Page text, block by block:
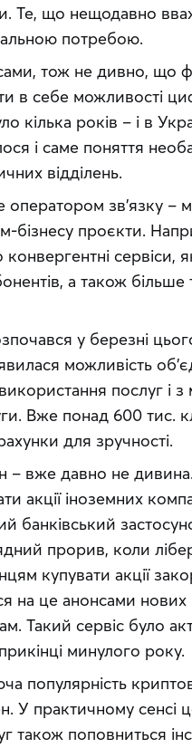
Те, що нещодавно
потребою.
тож не дивно, що
себе можливості
кілька років – і в
і саме поняття
відділень.
оператором зв’язку –
бізнесу проєкти.
сервіси,
а також більше
у березні
можливість
послуг і
Вже понад 600 тис.
для зручності.
вже давно не
акції іноземних
банківський
прорив, коли
купувати акції
на це анонсами нових
Такий сервіс було
минулого року.
популярність
У практичному сенсі
також поповниться